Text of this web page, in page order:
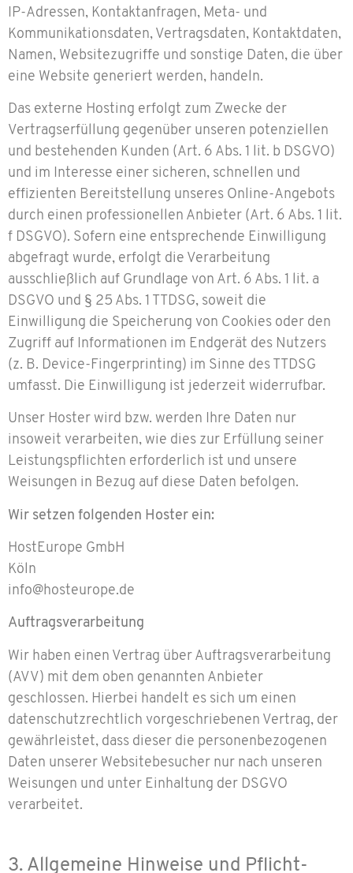
IP-Adressen, Kontaktanfragen, Meta- und
Kommunikationsdaten, Vertragsdaten, Kontaktdaten,
Namen, Websitezugriffe und sonstige Daten, die über
eine Website generiert werden, handeln.
Das externe Hosting erfolgt zum Zwecke der
Vertragserfüllung gegenüber unseren potenziellen
und bestehenden Kunden (Art. 6 Abs. 1 lit. b DSGVO)
und im Interesse einer sicheren, schnellen und
effizienten Bereitstellung unseres Online-Angebots
durch einen professionellen Anbieter (Art. 6 Abs. 1 lit.
f DSGVO). Sofern eine entsprechende Einwilligung
abgefragt wurde, erfolgt die Verarbeitung
ausschließlich auf Grundlage von Art. 6 Abs. 1 lit. a
DSGVO und § 25 Abs. 1 TTDSG, soweit die
Einwilligung die Speicherung von Cookies oder den
Zugriff auf Informationen im Endgerät des Nutzers
(z. B. Device-Fingerprinting) im Sinne des TTDSG
umfasst. Die Einwilligung ist jederzeit widerrufbar.
Unser Hoster wird bzw. werden Ihre Daten nur
insoweit verarbeiten, wie dies zur Erfüllung seiner
Leistungspflichten erforderlich ist und unsere
Weisungen in Bezug auf diese Daten befolgen.
Wir setzen folgenden Hoster ein:
HostEurope GmbH
Köln
info@hosteurope.de
Auftragsverarbeitung
Wir haben einen Vertrag über Auftragsverarbeitung
(AVV) mit dem oben genannten Anbieter
geschlossen. Hierbei handelt es sich um einen
datenschutzrechtlich vorgeschriebenen Vertrag, der
gewährleistet, dass dieser die personenbezogenen
Daten unserer Websitebesucher nur nach unseren
Weisungen und unter Einhaltung der DSGVO
verarbeitet.
3. Allgemeine Hinweise und Pflicht­